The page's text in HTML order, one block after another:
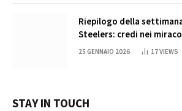
Riepilogo della
Steelers: credi nei
25 GENNAIO 2026 17VIEWS
STAY IN TOUCH